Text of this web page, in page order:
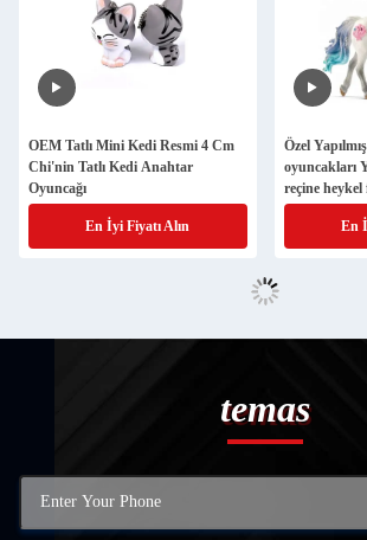
OEM Tatlı Mini Kedi Resmi 4 Cm
Chi'nin Tatlı Kedi Anahtar
Oyuncağı
En İyi Fiyatı Alın
Özel
oyuncakları
reçine
En
temas